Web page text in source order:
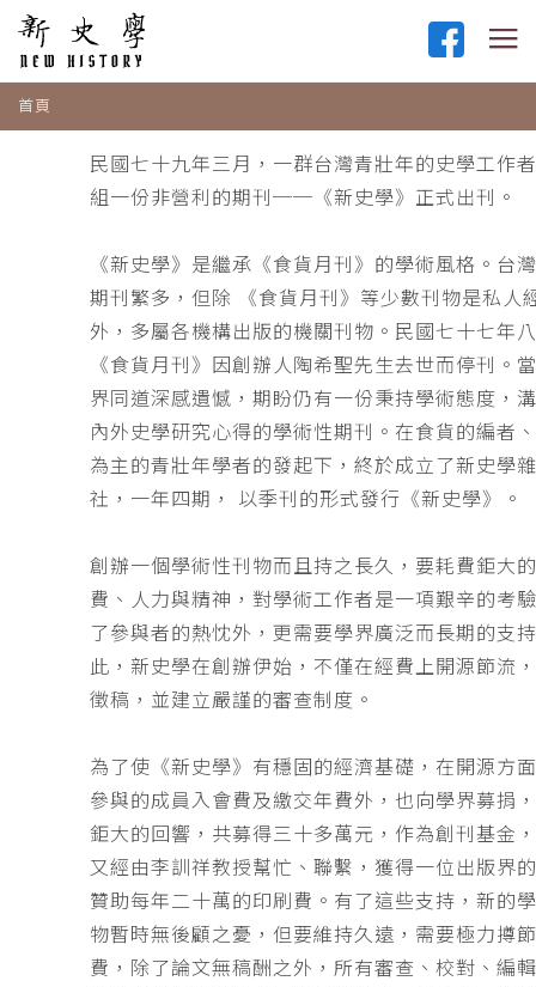
首頁
民國七十九年三月，一群台灣青壯年的史學工作
組一份非營利的期刊──《新史學》正式出刊。
《新史學》是繼承《食貨月刊》的學術風格。台
期刊繁多，但除 《食貨月刊》等少數刊物是私人
外，多屬各機構出版的機關刊物。民國七十七年
《食貨月刊》因創辦人陶希聖先生去世而停刊。
界同道深感遺憾，期盼仍有一份秉持學術態度，
內外史學研究心得的學術性期刊。在食貨的編者
為主的青壯年學者的發起下，終於成立了新史學
社，一年四期， 以季刊的形式發行《新史學》。
創辦一個學術性刊物而且持之長久，要耗費鉅大
費、人力與精神，對學術工作者是一項艱辛的考
了參與者的熱忱外，更需要學界廣泛而長期的支
此，新史學在創辦伊始，不僅在經費上開源節流
徵稿，並建立嚴謹的審查制度。
為了使《新史學》有穩固的經濟基礎，在開源方
參與的成員入會費及繳交年費外，也向學界募捐
鉅大的回響，共募得三十多萬元，作為創刊基金
又經由李訓祥教授幫忙、聯繫，獲得一位出版界
贊助每年二十萬的印刷費。有了這些支持，新的
物暫時無後顧之憂，但要維持久遠，需要極力撙
費，除了論文無稿酬之外，所有審查、校對、編